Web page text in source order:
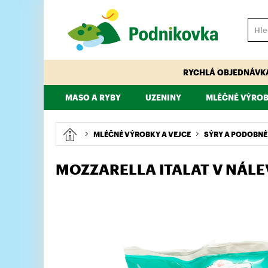
RYCHLÁ
MASO A RYBY
VEPŘOVÉ HOVĚZÍ TELECÍ KUŘECÍ,
UZENINY
PÁRKY, KLOBÁSY, ŠPEKÁČKY
MLÉČNÉ
MAJONÉZY,
MLÉČNÉ VÝROBKY A VEJCE SÝRY A
MOZZARELLA ITALAT V